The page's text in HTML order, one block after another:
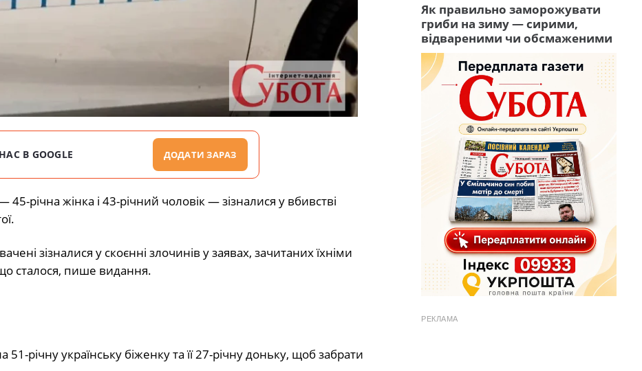
В GOOGLE ДОДАТИ ЗАРАЗ
річна жінка і 43-річний чоловік — зізналися у вбивстві
зізналися у скоєнні злочинів у заявах, зачитаних їхніми
сталося, пише видання.
річну українську біженку та її 27-річну доньку, щоб забрати
Як правильно заморожувати
гриби на зиму — сирими,
відвареними чи обсмаженими
РЕКЛАМА